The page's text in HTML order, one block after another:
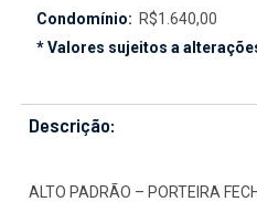
Condomínio: R$1.640,00
* Valores sujeitos a
Descrição:
ALTO PADRÃO – PORTEIRA